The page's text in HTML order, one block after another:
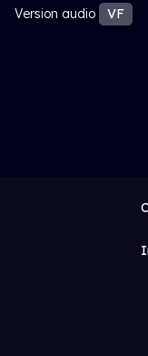
Version audio VF